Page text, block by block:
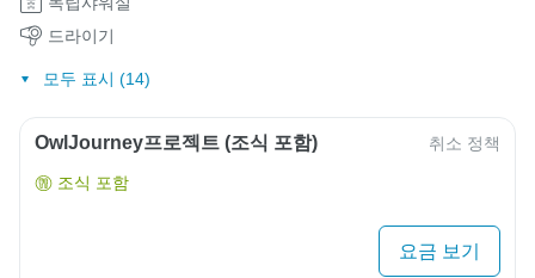
드라이기
모두 표시 (14)
OwlJourney프로젝트 (조식 포함) 취소 정책
조식 포함
요금 보기